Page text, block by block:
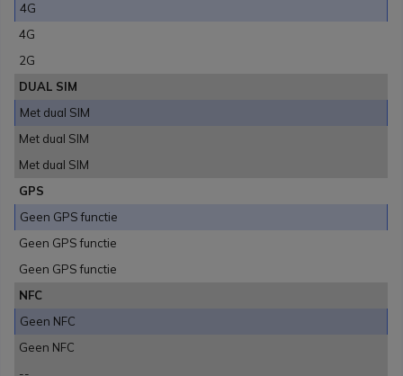
4G
4G
2G
DUAL SIM
Met dual SIM
Met dual SIM
Met dual SIM
GPS
Geen GPS functie
Geen GPS functie
Geen GPS functie
NFC
Geen NFC
Geen NFC